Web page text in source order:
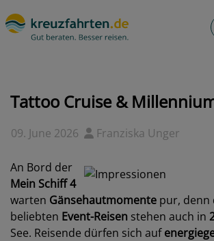
Tattoo Cruise &
09. June 2026 Franziska Unger
An Bord der
Mein Schiff 4
warten Gänsehautmomente pur, denn
beliebten Event-Reisen stehen auch in
See. Reisende dürfen sich auf